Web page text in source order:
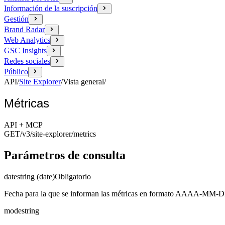
Información de la suscripción
Gestión
Brand Radar
Web Analytics
GSC Insights
Redes sociales
Público
API/Site Explorer/Vista general/
Métricas
API + MCP
GET/v3/site-explorer/metrics
Parámetros de consulta
datestring (date)Obligatorio
Fecha para la que se informan las métricas en formato AAAA-MM-
modestring